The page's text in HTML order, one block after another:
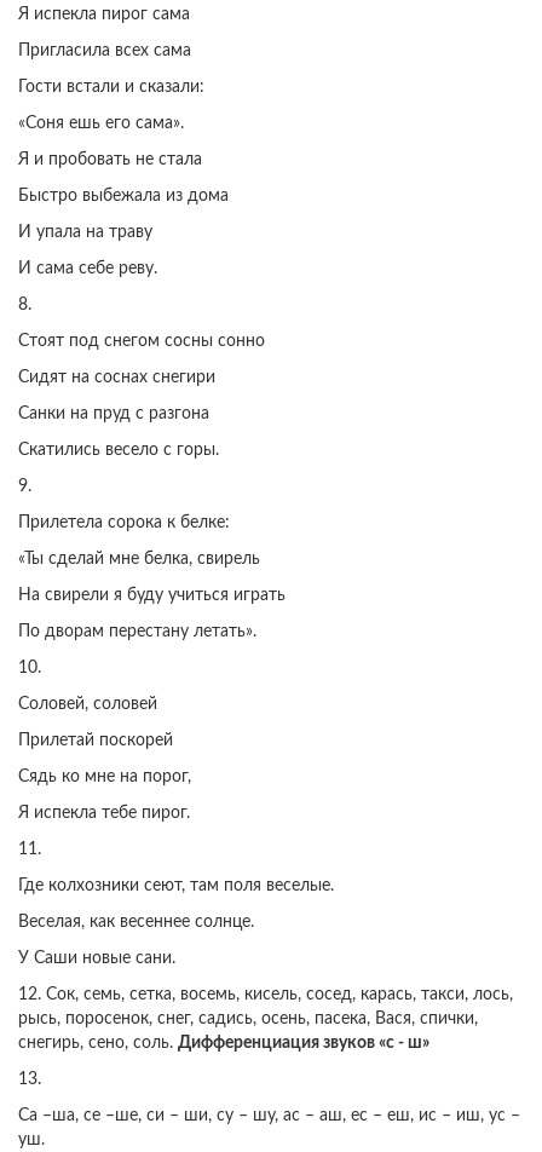
Я испекла пирог сама
Пригласила всех сама
Гости встали и сказали:
«Соня ешь его сама».
Я и пробовать не стала
Быстро выбежала из дома
И упала на траву
И сама себе реву.
8.
Стоят под снегом сосны сонно
Сидят на соснах снегири
Санки на пруд с разгона
Скатились весело с горы.
9.
Прилетела сорока к белке:
«Ты сделай мне белка, свирель
На свирели я буду учиться играть
По дворам перестану летать».
10.
Соловей, соловей
Прилетай поскорей
Сядь ко мне на порог,
Я испекла тебе пирог.
11.
Где колхозники сеют, там поля веселые.
Веселая, как весеннее солнце.
У Саши новые сани.
12. Сок, семь, сетка, восемь, кисель, сосед, карась, такси, лось,
рысь, поросенок, снег, садись, осень, пасека, Вася, спички,
снегирь, сено, соль. Дифференциация звуков «с - ш»
13.
Са –ша, се –ше, си – ши, су – шу, ас – аш, ес – еш, ис – иш, ус –
уш.